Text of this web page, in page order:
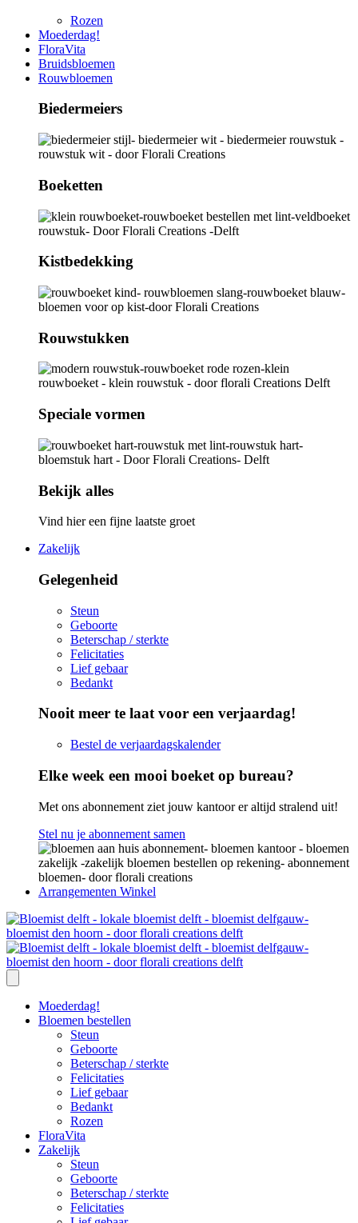
Rozen
Moederdag!
FloraVita
Bruidsbloemen
Rouwbloemen
Biedermeiers
Boeketten
Kistbedekking
Rouwstukken
Speciale vormen
Bekijk alles
Vind hier een fijne laatste groet
Zakelijk
Gelegenheid
Steun
Geboorte
Beterschap / sterkte
Felicitaties
Lief gebaar
Bedankt
Nooit meer te laat voor een verjaardag!
Bestel de verjaardagskalender
Elke week een mooi boeket op bureau?
Met ons abonnement ziet jouw kantoor er altijd stralend uit!
Stel nu je abonnement samen
Arrangementen Winkel
Moederdag!
Bloemen bestellen
Steun
Geboorte
Beterschap / sterkte
Felicitaties
Lief gebaar
Bedankt
Rozen
FloraVita
Zakelijk
Steun
Geboorte
Beterschap / sterkte
Felicitaties